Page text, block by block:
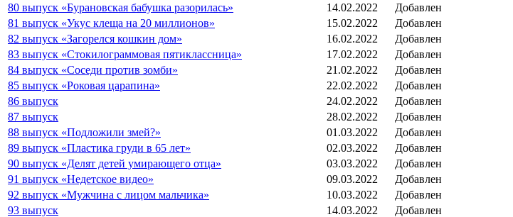
80 выпуск «Бурановская бабушка разорилась»
14.02.2022
Добавлен
81 выпуск «Укус клеща на 20 миллионов»
15.02.2022
Добавлен
82 выпуск «Загорелся кошкин дом»
16.02.2022
Добавлен
83 выпуск «Стокилограммовая пятиклассница»
17.02.2022
Добавлен
84 выпуск «Соседи против зомби»
21.02.2022
Добавлен
85 выпуск «Роковая царапина»
22.02.2022
Добавлен
86 выпуск
24.02.2022
Добавлен
87 выпуск
28.02.2022
Добавлен
88 выпуск «Подложили змей?»
01.03.2022
Добавлен
89 выпуск «Пластика груди в 65 лет»
02.03.2022
Добавлен
90 выпуск «Делят детей умирающего отца»
03.03.2022
Добавлен
91 выпуск «Недетское видео»
09.03.2022
Добавлен
92 выпуск «Мужчина с лицом мальчика»
10.03.2022
Добавлен
93 выпуск
14.03.2022
Добавлен